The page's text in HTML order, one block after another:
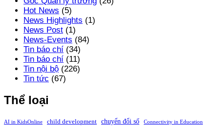
Hot News (5)
News Highlights (1)
News Post (1)
News-Events (84)
Tin báo chí (34)
Tin báo chí (11)
Tin nội bộ (226)
Tin tức (67)
Thể loại
AI in KidsOnline child development chuyển đổi số
Connectivity in Education